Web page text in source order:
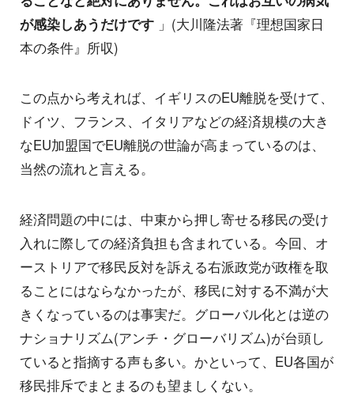
が感染しあうだけです 」(大川隆法著『理想国家日
本の条件』所収)
この点から考えれば、イギリスのEU離脱を受けて、
ドイツ、フランス、イタリアなどの経済規模の大き
なEU加盟国でEU離脱の世論が高まっているのは、
当然の流れと言える。
経済問題の中には、中東から押し寄せる移民の受け
入れに際しての経済負担も含まれている。今回、オ
ーストリアで移民反対を訴える右派政党が政権を取
ることにはならなかったが、移民に対する不満が大
きくなっているのは事実だ。グローバル化とは逆の
ナショナリズム(アンチ・グローバリズム)が台頭し
ていると指摘する声も多い。かといって、EU各国が
移民排斥でまとまるのも望ましくない。